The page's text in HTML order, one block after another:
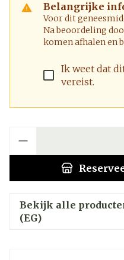
Belangrijke
Voor dit
Na beoordeling
komen afhalen en
Ik weet dat
vereist.
Bekijk alle
(EG)